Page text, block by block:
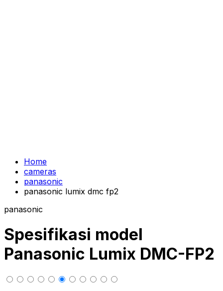
Home
cameras
panasonic
panasonic lumix dmc fp2
panasonic
Spesifikasi model
Panasonic Lumix DMC-FP2